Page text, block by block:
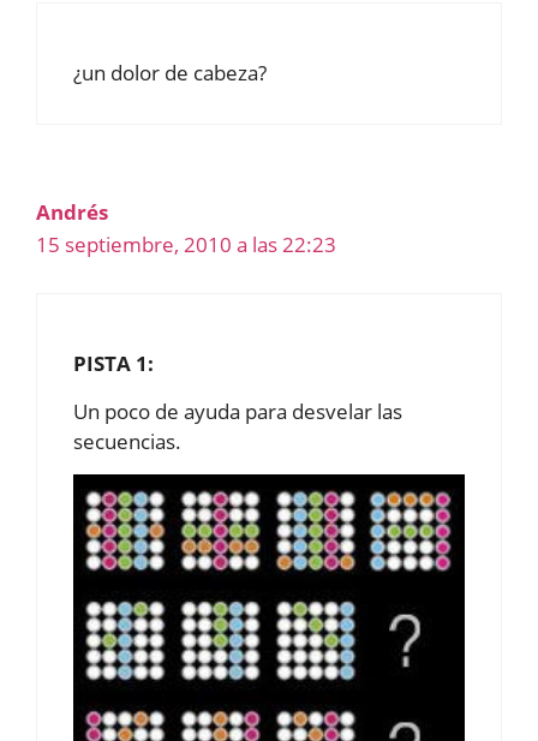
¿un dolor de cabeza?
Andrés
15 septiembre, 2010 a las 22:23
PISTA 1:
Un poco de ayuda para desvelar las
secuencias.